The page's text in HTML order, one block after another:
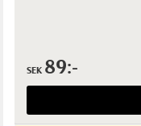
SEK 89:-